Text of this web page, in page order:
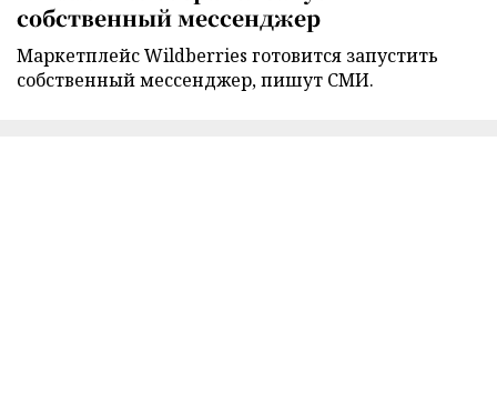
собственный мессенджер
Маркетплейс Wildberries готовится запустить
собственный мессенджер, пишут СМИ.